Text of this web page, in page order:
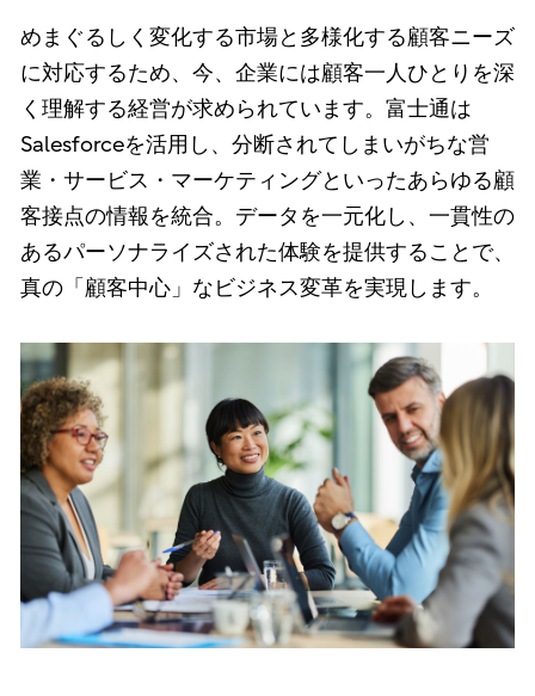
めまぐるしく変化する市場と多様化する顧客ニーズ
に対応するため、今、企業には顧客一人ひとりを深
く理解する経営が求められています。富士通は
Salesforceを活用し、分断されてしまいがちな営
業・サービス・マーケティングといったあらゆる顧
客接点の情報を統合。データを一元化し、一貫性の
あるパーソナライズされた体験を提供することで、
真の「顧客中心」なビジネス変革を実現します。